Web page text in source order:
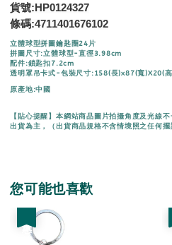
貨號:HP0124327
條碼:4711401676102
立體球型拼圖鑰匙圈24片
拼圖尺寸:立體球型-直徑3.98cm
配件:鎖匙扣7.2cm
透明罩吊卡式-包裝尺寸:158(長)x87(寬)X20(
原產地:中國
【貼心提醒】本網站商品圖片拍攝角度及光線
出貨為主，（出貨商品規格不含情境照之任何擺
您可能也喜歡